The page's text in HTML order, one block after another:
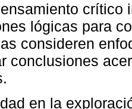
crítico
lógicas para
consideren
conclusiones
en la